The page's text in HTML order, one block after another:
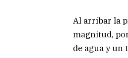
Al arribar la
magnitud,
de agua y un